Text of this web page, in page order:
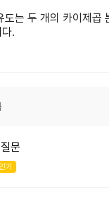
는 두 개의 카이제곱
.
문
인기